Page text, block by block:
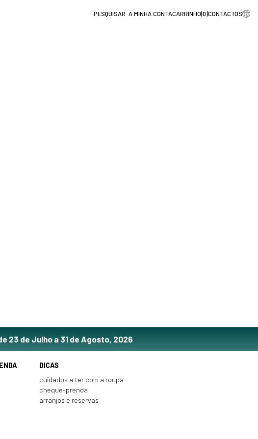
A MINHA CONTACARRINHO(0)CONTACTOS
23 de Julho a 31 de Agosto, 2026
DICAS
cuidados a ter com a roupa
cheque-prenda
arranjos e reservas